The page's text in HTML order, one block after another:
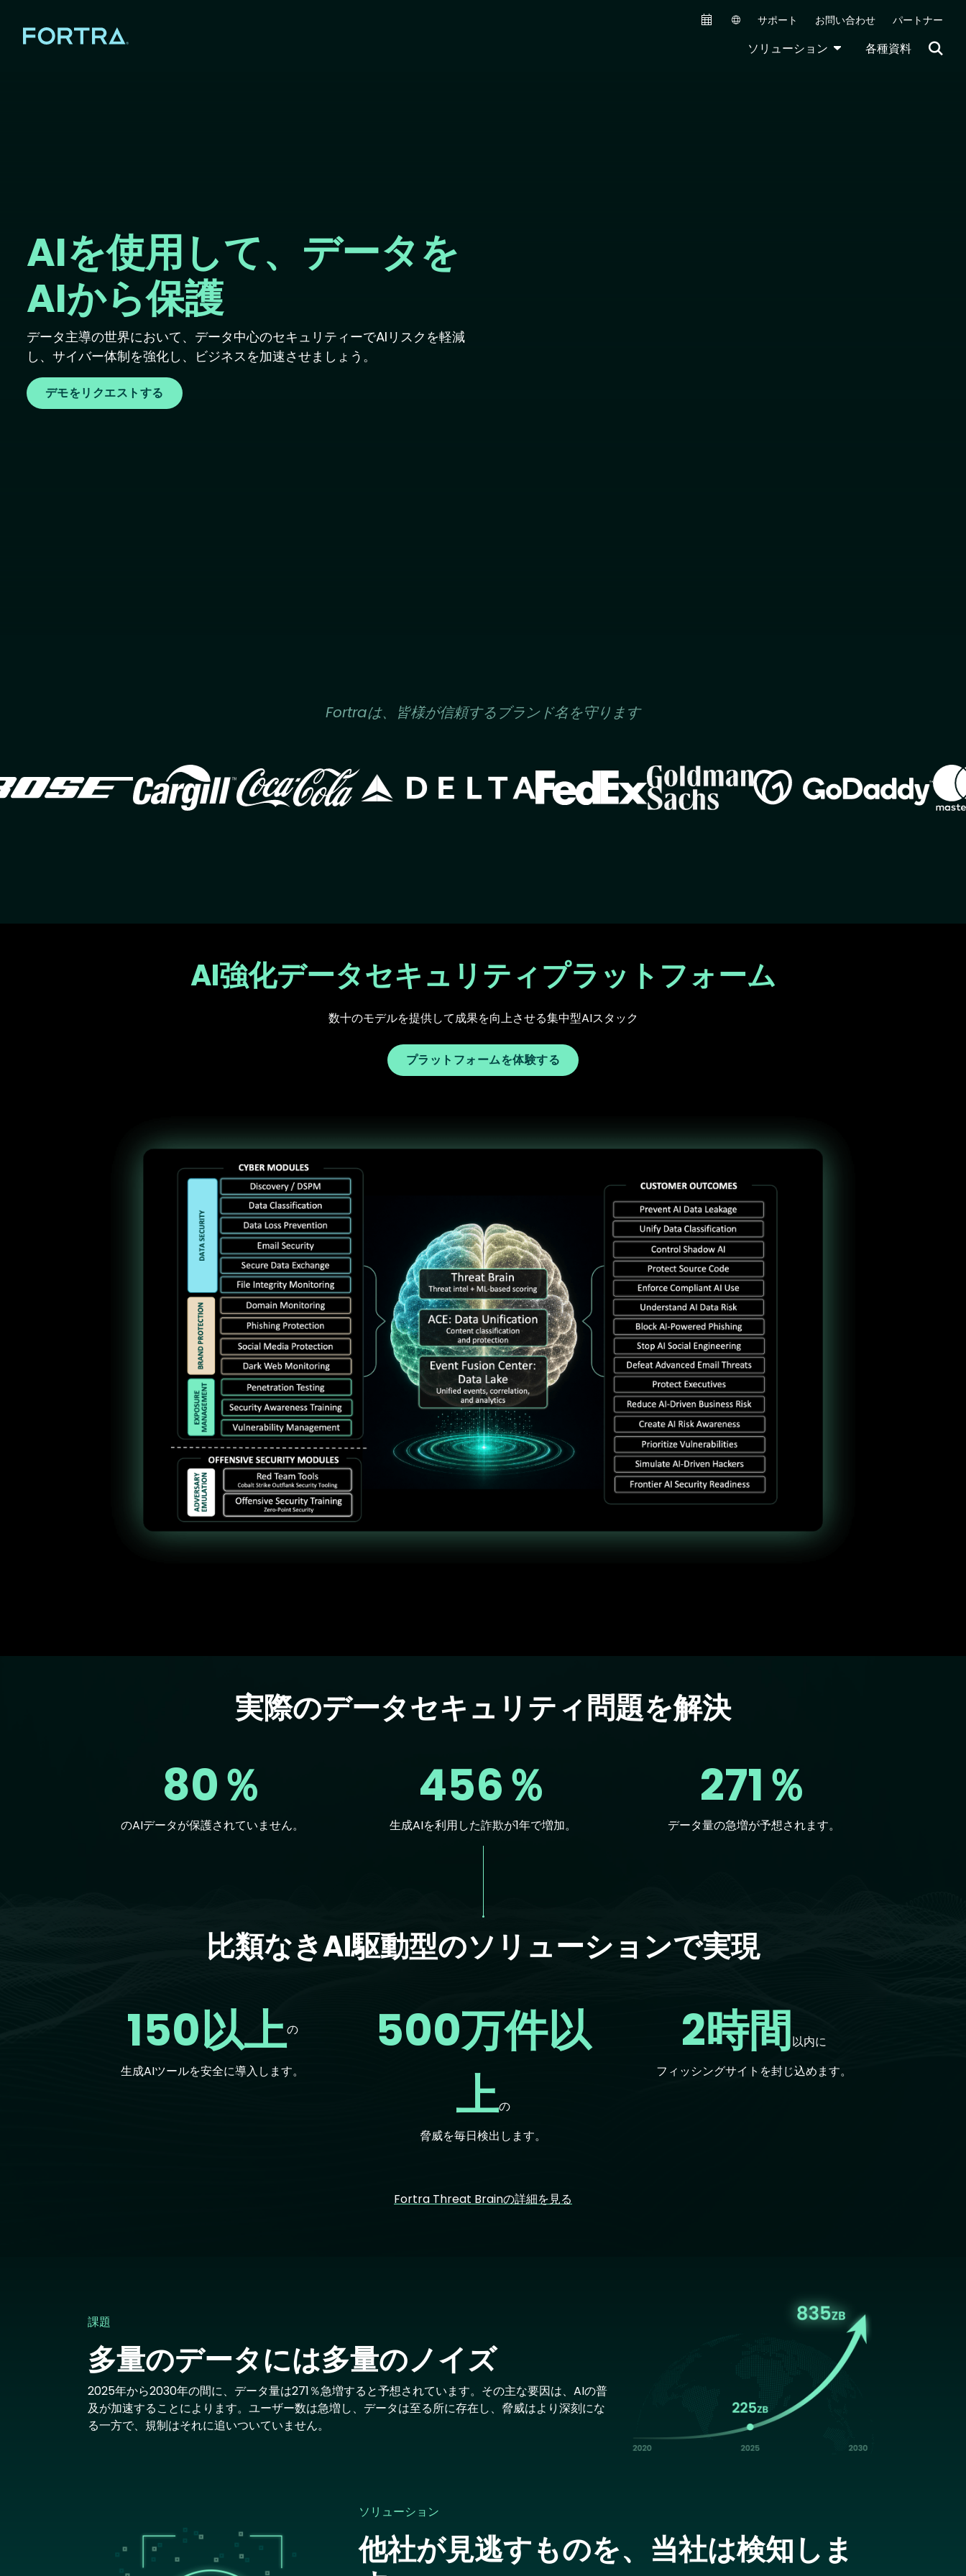
Secondary Navigation (JA)
サポート お問い合わせ パートナー
ソリューション TOGGLE DROPDOWN
各種資料
AIを使用して、データを
AIから保護
データ主導の世界において、データ中心のセキュリティーでAIリスクを軽減
し、サイバー体制を強化し、ビジネスを加速させましょう。
デモをリクエストする
Fortraは、皆様が信頼するブランド名を守ります
Image Image Image Image Image Image
AI強化データセキュリティプラットフォーム
数十のモデルを提供して成果を向上させる集中型AIスタック
プラットフォームを体験する
実際のデータセキュリティ問題を解決
80％
のAIデータが保護されていません。
456％
生成AIを利用した詐欺が1年で増加。
271％
データ量の急増が予想されます。
比類なきAI駆動型のソリューションで実現
150以上の
生成AIツールを安全に導入します。
500万件以
上の
脅威を毎日検出します。
2時間以内に
フィッシングサイトを封じ込めます。
Fortra Threat Brainの詳細を見る
課題
多量のデータには多量のノイズ
2025年から2030年の間に、データ量は271％急増すると予想されています。その主な要因は、AIの普
及が加速することによります。ユーザー数は急増し、データは至る所に存在し、脅威はより深刻にな
る一方で、規制はそれに追いついていません。
ソリューション
他社が見逃すものを、当社は検知しま